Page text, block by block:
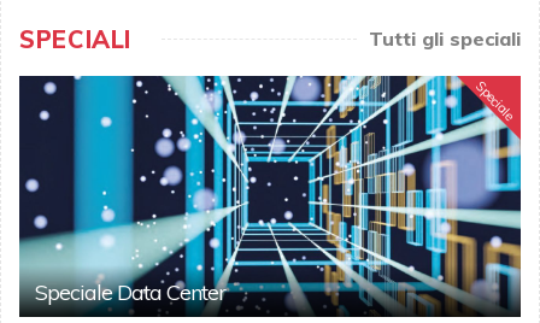
SPECIALI Tutti gli speciali
Speciale
Speciale Data Center